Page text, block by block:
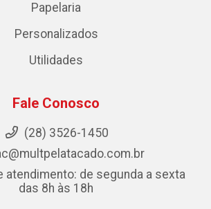
Papelaria
Personalizados
Utilidades
Fale Conosco
(28) 3526-1450
atendimento: de segunda a sexta
das 8h às 18h